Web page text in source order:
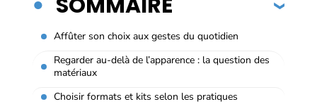
Affûter son choix aux gestes du quotidien
Regarder au-delà de l’apparence : la question des
matériaux
Choisir formats et kits selon les pratiques